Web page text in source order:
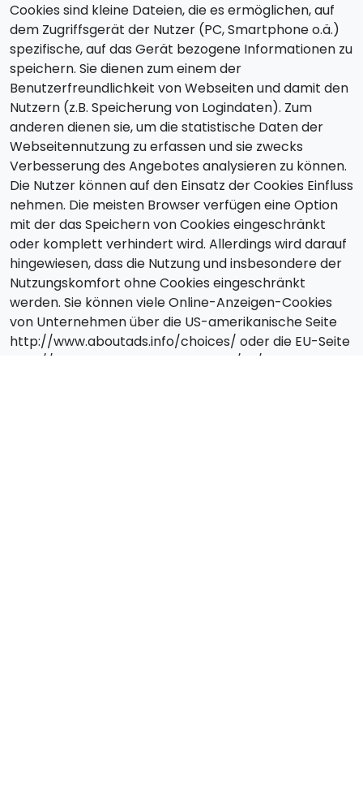
Cookies sind kleine Dateien, die es ermöglichen, auf
dem Zugriffsgerät der Nutzer (PC, Smartphone o.ä.)
spezifische, auf das Gerät bezogene Informationen zu
speichern. Sie dienen zum einem der
Benutzerfreundlichkeit von Webseiten und damit den
Nutzern (z.B. Speicherung von Logindaten). Zum
anderen dienen sie, um die statistische Daten der
Webseitennutzung zu erfassen und sie zwecks
Verbesserung des Angebotes analysieren zu können.
Die Nutzer können auf den Einsatz der Cookies Einfluss
nehmen. Die meisten Browser verfügen eine Option
mit der das Speichern von Cookies eingeschränkt
oder komplett verhindert wird. Allerdings wird darauf
hingewiesen, dass die Nutzung und insbesondere der
Nutzungskomfort ohne Cookies eingeschränkt
werden. Sie können viele Online-Anzeigen-Cookies
von Unternehmen über die US-amerikanische Seite
http://www.aboutads.info/choices/ oder die EU-Seite
http://www.youronlinechoices.com/uk/your-ad-